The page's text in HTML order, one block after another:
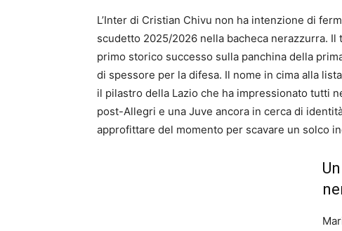
L’Inter di Cristian Chivu non ha intenzione di
scudetto 2025/2026 nella bacheca nerazzurra.
primo storico successo sulla panchina della
di spessore per la difesa. Il nome in cima alla
il pilastro della Lazio che ha impressionato tutti
post-Allegri e una Juve ancora in cerca di
approfittare del momento per scavare un solco